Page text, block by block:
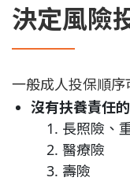
決定風險
一般成人投保順序
沒有扶養責任
長照險、
醫療險
壽險